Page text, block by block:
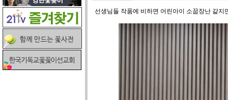
선생님들 작품에 비하면 어린아이 소꿉장난 같